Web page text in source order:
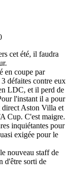
cet été, il faudra
en coupe par
défaites contre eux
LDC, et il perd de
l'instant il a pour
direct Aston Villa et
Cup. C'est maigre.
inquiétantes pour
exigée pour le
nouveau staff de
d'être sorti de